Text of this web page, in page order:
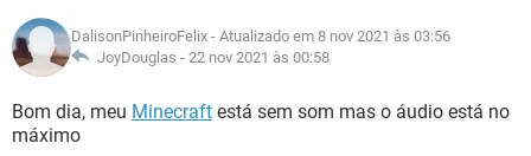
GUIA DE COMPRAS
INSTAGRAM GMAIL
GUIA DE COMPRAS
CELULAR
OUTLOOK EXCEL
INSTAGRAM
GUIA DE COMPRAS
JOGOS WHATSAPP
CELULAR
OUTLOOK EXCEL
GLOSSÁRIO
JOGOS
CELULAR
DalisonPinheiroFelix - Atualizado em 8 nov 2021 às 03:56
JoyDouglas - 22 nov 2021 às 00:58
Bom dia, meu Minecraft está sem som mas o áudio está no
máximo